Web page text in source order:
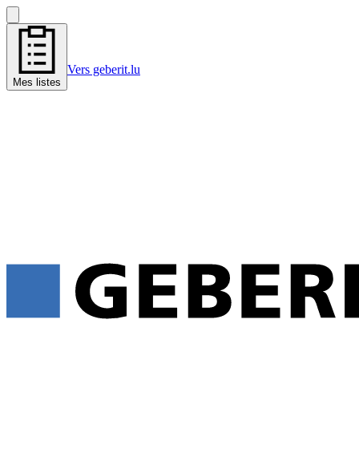
Mes listes
Vers geberit.lu